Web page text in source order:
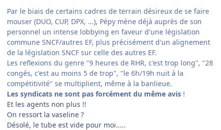
Par le biais de certains cadres de terrain désireux de se faire
mouser (DUO, CUP, DPX, ...), Pépy mène déjà auprès de son
personnel un intense lobbying en faveur d'une législation
commune SNCF/autres EF, plus précisément d'un alignement
de la législation SNCF sur celle des autres EF.
Les reflexions du genre "9 heures de RHR, c'est trop long", "28
congés, c'est au moins 5 de trop", "le 6h/19h nuit à la
compétitivité" se multiplient, même à la banlieue.
Les syndicats ne sont pas forcément du même avis !
Et les agents non plus !!
On ressort la vaseline ?
Désolé, le tube est vide pour moi.....